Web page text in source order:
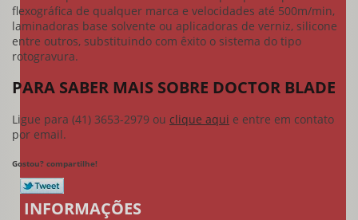
flexográfica de qualquer marca e velocidades até 500m/min,
laminadoras base solvente ou aplicadoras de verniz, silicone
entre outros, substituindo com êxito o sistema do tipo
rotogravura.
PARA SABER MAIS SOBRE DOCTOR BLADE
Ligue para (41) 3653-2979 ou clique aqui e entre em contato
por email.
Gostou? compartilhe!
INFORMAÇÕES